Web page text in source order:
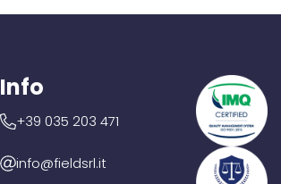
Info
+39 035 203 471
info@fieldsrl.it